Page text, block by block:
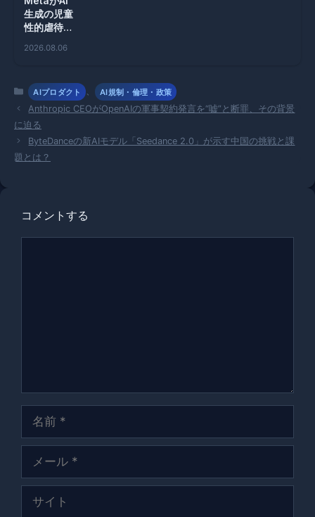
生成の児童
性的虐待広
深刻な倫理
2026.08.06
カ
テ
ゴ
リ
ー
AIプロダクト 、 AI規制・倫理・政策
Anthropic CEOがOpenAIの軍事契約発言を“嘘”と断罪、その背景
に迫る
ByteDanceの新AIモデル「Seedance 2.0」が示す中国の挑戦と課
題とは？
コメントする
ル